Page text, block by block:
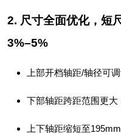
2. 尺寸全面优化，短
3%–5%
上部开档轴距/轴径可
下部轴距跨距范围更大
上下轴距缩短至195mm